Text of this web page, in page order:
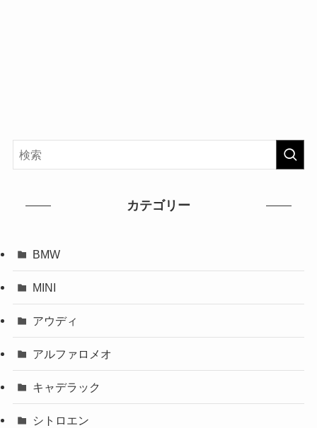
カテゴリー
BMW
MINI
アウディ
アルファロメオ
キャデラック
シトロエン